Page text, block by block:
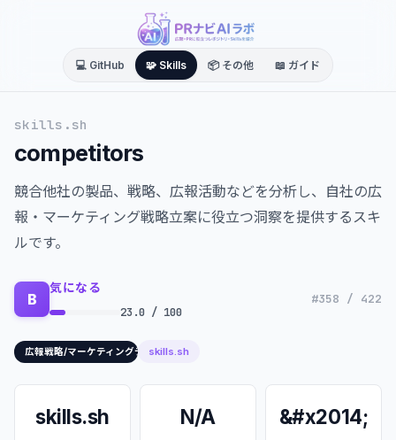
💻 GitHub 🧩 Skills 📦 その他 📖 ガイド
skills.sh
competitors
競合他社の製品、戦略、広報活動などを分析し、自社の広
報・マーケティング戦略立案に役立つ洞察を提供するスキ
ルです。
B
気になる
23.0 / 100
#358 / 422
広報戦略/マーケティングデータ分析
skills.sh
skills.sh N/A &#x2014;